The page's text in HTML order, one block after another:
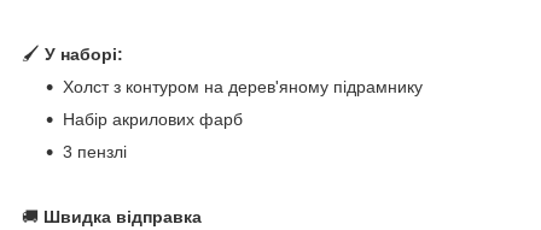
🖌 У наборі:
Холст з контуром на дерев'яному підрамнику
Набір акрилових фарб
3 пензлі
🚚 Швидка відправка